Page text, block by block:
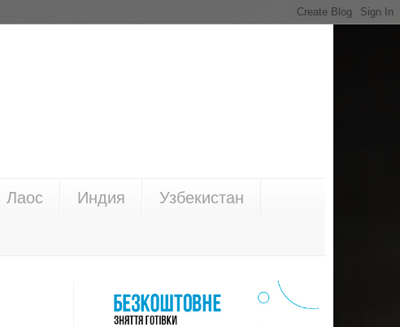
Лаос Индия Узбекистан